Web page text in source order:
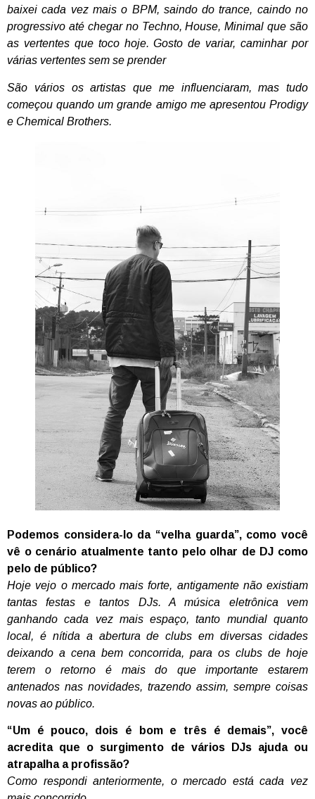
baixei cada vez mais o BPM, saindo do trance, caindo no
progressivo até chegar no Techno, House, Minimal que são
as vertentes que toco hoje. Gosto de variar, caminhar por
várias vertentes sem se prender
São vários os artistas que me influenciaram, mas tudo
começou quando um grande amigo me apresentou Prodigy
e Chemical Brothers.
Podemos considera-lo da “velha guarda”, como você
vê o cenário atualmente tanto pelo olhar de DJ como
pelo de público?
Hoje vejo o mercado mais forte, antigamente não existiam
tantas festas e tantos DJs. A música eletrônica vem
ganhando cada vez mais espaço, tanto mundial quanto
local, é nítida a abertura de clubs em diversas cidades
deixando a cena bem concorrida, para os clubs de hoje
terem o retorno é mais do que importante estarem
antenados nas novidades, trazendo assim, sempre coisas
novas ao público.
“Um é pouco, dois é bom e três é demais”, você
acredita que o surgimento de vários DJs ajuda ou
atrapalha a profissão?
Como respondi anteriormente, o mercado está cada vez